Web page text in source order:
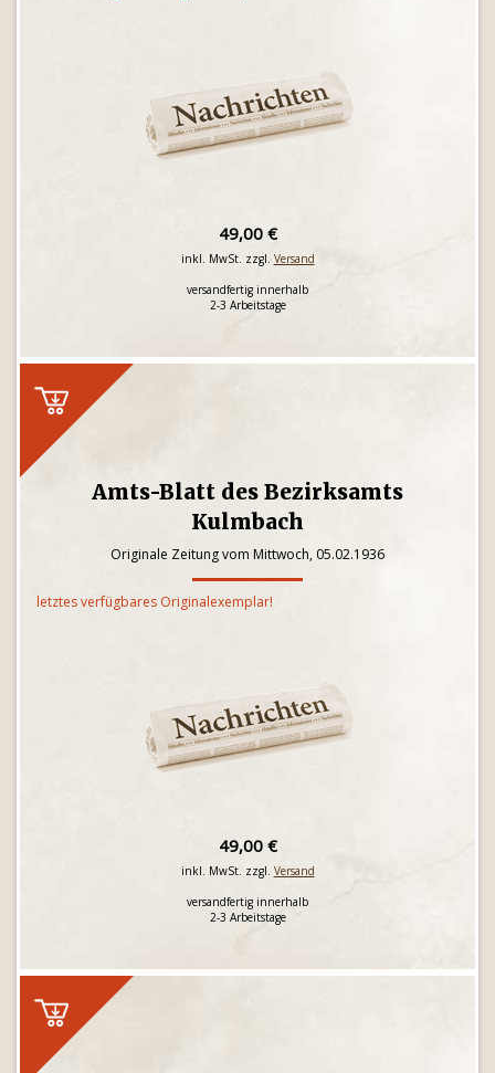
49,00 €
inkl. MwSt. zzgl. Versand
versandfertig innerhalb
2-3 Arbeitstage
Amts-Blatt des Bezirksamts
Kulmbach
Originale Zeitung vom Mittwoch, 05.02.1936
letztes verfügbares Originalexemplar!
49,00 €
inkl. MwSt. zzgl. Versand
versandfertig innerhalb
2-3 Arbeitstage